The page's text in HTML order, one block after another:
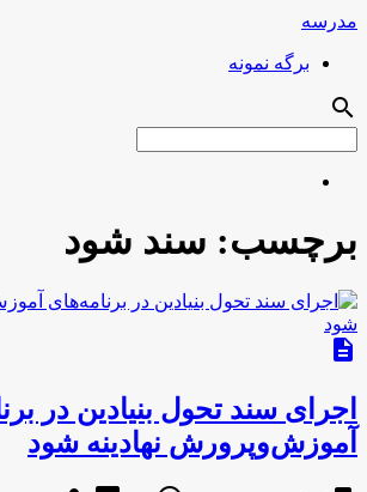
مدرسه
برگه نمونه
search
برچسب: سند شود
description
اجرای سند تحول بنیادین در
آموزش‌وپرورش نهادینه شود